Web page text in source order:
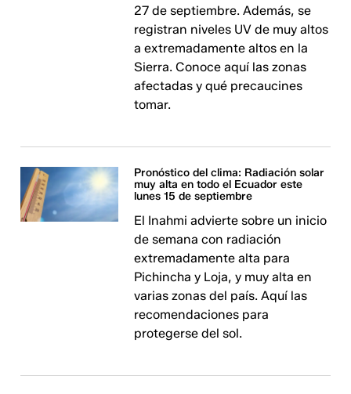
27 de septiembre. Además, se
registran niveles UV de muy altos
a extremadamente altos en la
Sierra. Conoce aquí las zonas
afectadas y qué precaucines
tomar.
Pronóstico del clima: Radiación solar
muy alta en todo el Ecuador este
lunes 15 de septiembre
El Inahmi advierte sobre un inicio
de semana con radiación
extremadamente alta para
Pichincha y Loja, y muy alta en
varias zonas del país. Aquí las
recomendaciones para
protegerse del sol.